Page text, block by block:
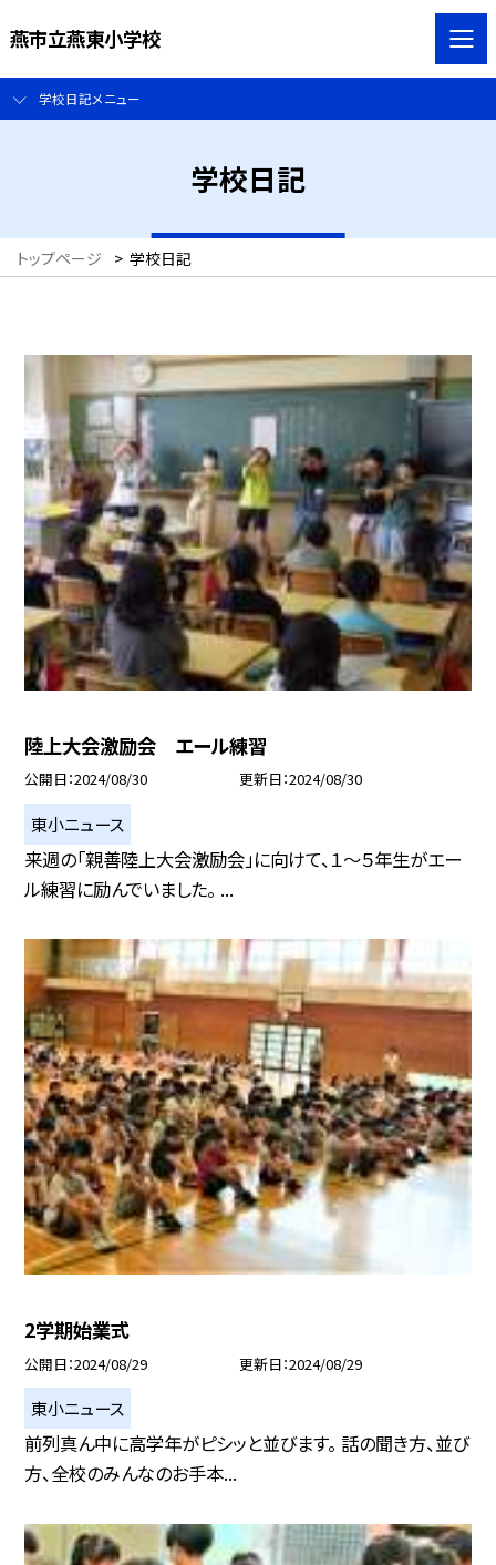
燕市立燕東小学校
学校日記メニュー
学校日記
トップページ > 学校日記
陸上大会激励会 エール練習
公開日 2024/08/30 更新日 2024/08/30
東小ニュース
来週の「親善陸上大会激励会」に向けて、１〜５年生がエー
ル練習に励んでいました。 ...
2学期始業式
公開日 2024/08/29 更新日 2024/08/29
東小ニュース
前列真ん中に高学年がピシッと並びます。 話の聞き方、並び
方、全校のみんなのお手本...